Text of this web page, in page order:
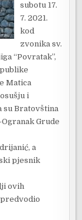
subotu 17.
7. 2021.
kod
zvonika sv.
“Povratak”,
Matica
i
su Bratovština
Grude
a
pjesnik
ovih
predvodio